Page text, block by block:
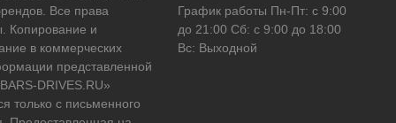
Все права
Копирование и
в коммерческих
представленной
DRIVES.RU»
только с письменного
График работы Пн-Пт: с 9:00
до 21:00 Сб: с 9:00 до 18:00
Вс: Выходной